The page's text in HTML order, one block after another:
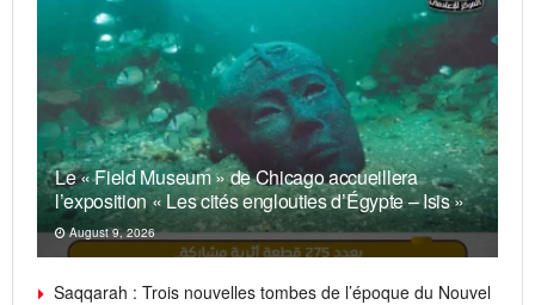
Le « Field Museum » de Chicago accueillera
l’exposition « Les cités englouties d’Égypte – Isis »
August 9, 2026
Saqqarah : Trois nouvelles tombes de l’époque du Nouvel